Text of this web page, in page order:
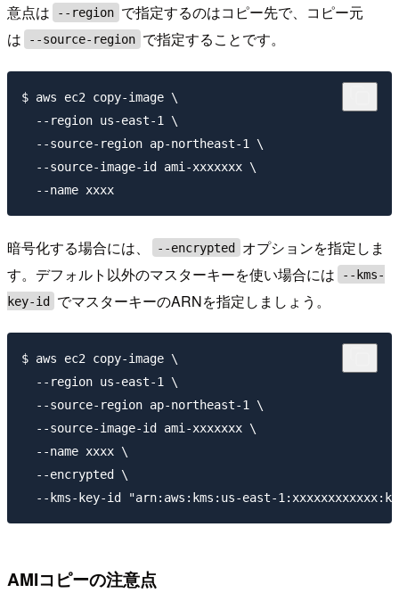
意点は
--region で指定するのはコピー先で、コピー元
は
--source-region で指定することです。
$ aws ec2 copy-image \
  --region us-east-1 \
  --source-region ap-northeast-1 \
  --source-image-id ami-xxxxxxx \
暗号化する場合には、 --encrypted オプションを指定しま
す。デフォルト以外のマスターキーを使い場合には
--kms-
key-id でマスターキーのARNを指定しましょう。
$ aws ec2 copy-image \
  --region us-east-1 \
  --source-region ap-northeast-1 \
  --source-image-id ami-xxxxxxx \
  --name xxxx \
  --encrypted \
AMIコピーの注意点